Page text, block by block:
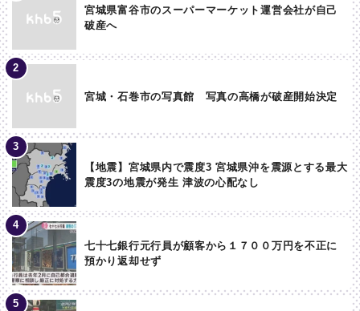
宮城県富谷市のスーパーマーケット運営会社が自己
破産へ
宮城・石巻市の写真館 写真の高橋が破産開始決定
【地震】宮城県内で震度3 宮城県沖を震源とする最大
震度3の地震が発生 津波の心配なし
七十七銀行元行員が顧客から１７００万円を不正に
預かり返却せず